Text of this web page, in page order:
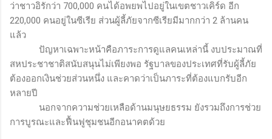
ว่าชาวอิรักว่า 700,000 คนได้อพยพไปอยู่ในเขตชาวเคิร์ด อีก
220,000 คนอยู่ในซีเรีย ส่วนผู้ลี้ภัยจากซีเรียมีมากกว่า 2 ล้านคน
แล้ว
ปัญหาเฉพาะหน้าคือภาระการดูแลคนเหล่านี้ งบประมาณที่
สหประชาชาติสนับสนุนไม่เพียงพอ รัฐบาลของประเทศที่รับผู้ลี้ภัย
ต้องออกเงินช่วยส่วนหนึ่ง และคาดว่าเป็นภาระที่ต้องแบกรับอีก
หลายปี
นอกจากความช่วยเหลือด้านมนุษยธรรม ยังรวมถึงการช่วย
การบูรณะและฟื้นฟูชุมชนอีกอนาคตด้วย